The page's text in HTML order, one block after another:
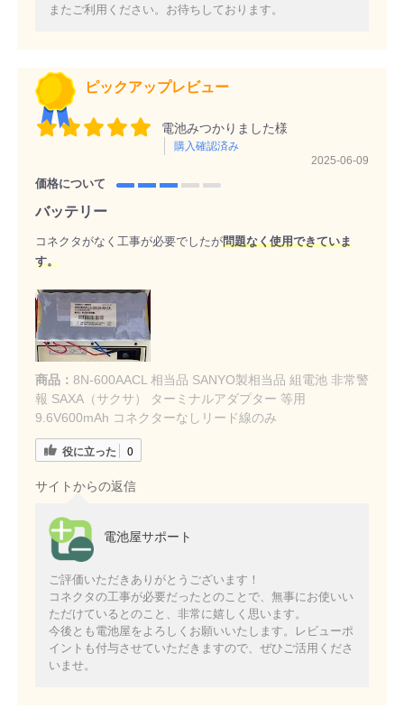
またご利用ください。お待ちしております。
ピックアップレビュー
電池みつかりました様
購入確認済み
2025-06-09
価格について
バッテリー
コネクタがなく工事が必要でしたが問題なく使用できていま
す。
商品： 8N-600AACL 相当品 SANYO製相当品 組電池 非常警
報 SAXA（サクサ） ターミナルアダプター 等用
9.6V600mAh コネクターなしリード線のみ
役に立った 0
サイトからの返信
電池屋サポート
ご評価いただきありがとうございます！
コネクタの工事が必要だったとのことで、無事にお使いい
ただけているとのこと、非常に嬉しく思います。
今後とも電池屋をよろしくお願いいたします。レビューポ
イントも付与させていただきますので、ぜひご活用くださ
いませ。